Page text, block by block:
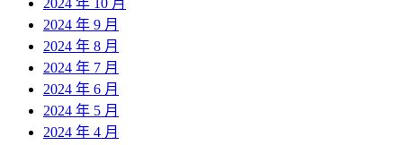
2024 年 10 月
2024 年 9 月
2024 年 8 月
2024 年 7 月
2024 年 6 月
2024 年 5 月
2024 年 4 月